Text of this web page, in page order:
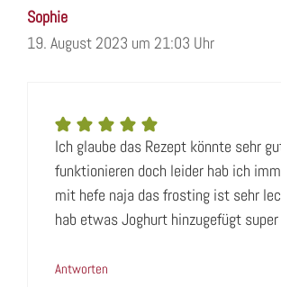
Sophie
19. August 2023 um 21:03 Uhr
Ich glaube das Rezept könnte sehr
funktionieren doch leider hab ich
mit hefe naja das frosting ist sehr
hab etwas Joghurt hinzugefügt
Antworten